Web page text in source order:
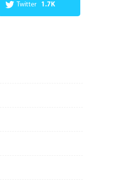
Twitter 1.7K